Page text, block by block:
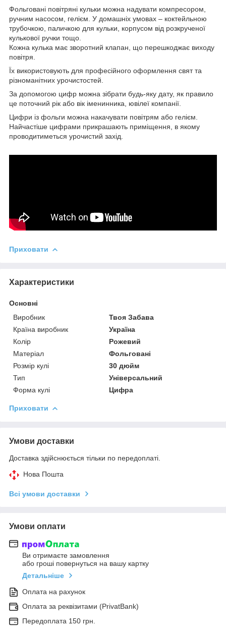
Фольговані повітряні кульки можна надувати компресором,
ручним насосом, гелієм. У домашніх умовах – коктейльною
трубочкою, паличкою для кульки, корпусом від розкрученої
кулькової ручки тощо.
Кожна кулька має зворотний клапан, що перешкоджає виходу
повітря.
Їх використовують для професійного оформлення свят та
різноманітних урочистостей.
За допомогою цифр можна зібрати будь-яку дату, як правило
це поточний рік або вік іменинника, ювілеї компанії.
Цифри із фольги можна накачувати повітрям або гелієм.
Найчастіше цифрами прикрашають приміщення, в якому
проводитиметься урочистий захід.
Приховати
Характеристики
Основні
Виробник
Твоя Забава
Країна виробник
Україна
Колір
Рожевий
Матеріал
Фольговані
Розмір кулі
30 дюйм
Тип
Універсальний
Форма кулі
Цифра
Приховати
Умови доставки
Доставка здійснюється тільки по передоплаті.
Нова Пошта
Всі умови доставки
Умови оплати
Ви отримаєте замовлення
або гроші повернуться на вашу картку
Детальніше
Оплата на рахунок
Оплата за реквізитами (PrivatBank)
Передоплата 150 грн.